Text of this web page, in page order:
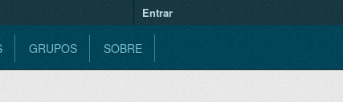
Entrar
GRUPOS SOBRE